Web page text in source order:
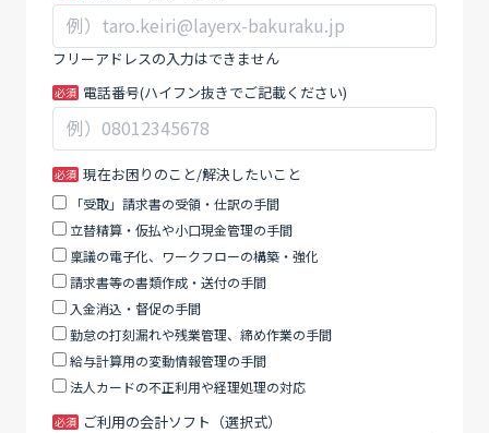
急
成
長
を
支
え
る
経
理
体
制
構
築
の
秘
訣
フリーアドレスの入力はできません
電話番号(ハイフン抜きでご記載ください)
現在お困りのこと/解決したいこと
「受取」請求書の受領・仕訳の手間
立替精算・仮払や小口現金管理の手間
稟議の電子化、ワークフローの構築・強化
請求書等の書類作成・送付の手間
入金消込・督促の手間
勤怠の打刻漏れや残業管理、締め作業の手間
給与計算用の変動情報管理の手間
法人カードの不正利用や経理処理の対応
ご利用の会計ソフト（選択式）
ル
ド
は
空
白
の
ま
ま
に
し
て
く
だ
さ
い。